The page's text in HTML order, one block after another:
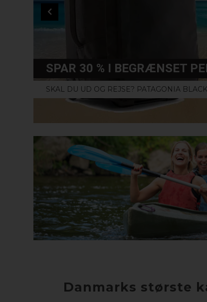
SPAR 30 % I BEGRÆNSET
SKAL DU UD OG REJSE? PATAGONIA
Danmarks største